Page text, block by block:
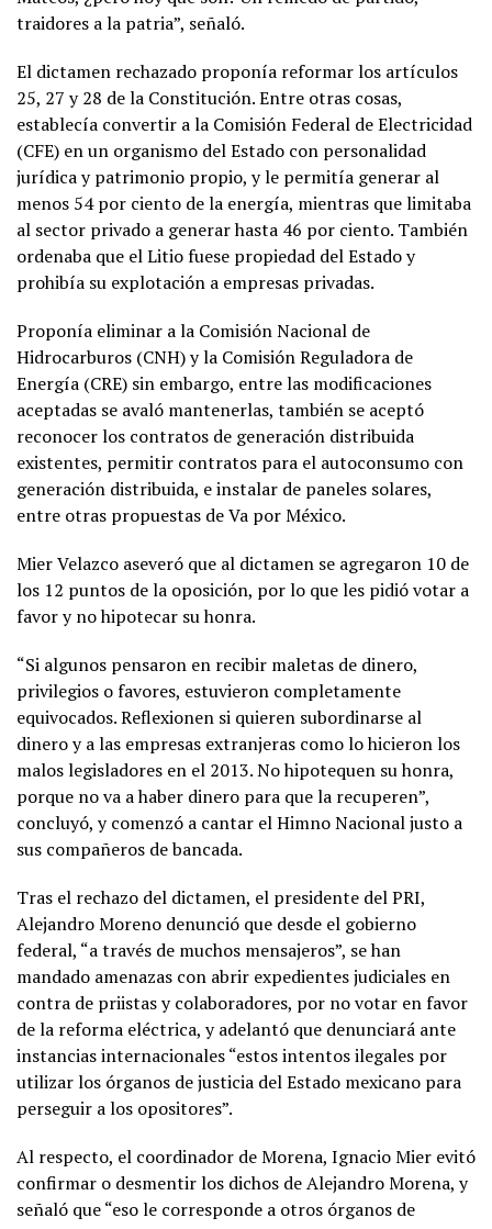
traidores a la patria”, señaló.
El dictamen rechazado proponía reformar los artículos
25, 27 y 28 de la Constitución. Entre otras cosas,
establecía convertir a la Comisión Federal de Electricidad
(CFE) en un organismo del Estado con personalidad
jurídica y patrimonio propio, y le permitía generar al
menos 54 por ciento de la energía, mientras que limitaba
al sector privado a generar hasta 46 por ciento. También
ordenaba que el Litio fuese propiedad del Estado y
prohibía su explotación a empresas privadas.
Proponía eliminar a la Comisión Nacional de
Hidrocarburos (CNH) y la Comisión Reguladora de
Energía (CRE) sin embargo, entre las modificaciones
aceptadas se avaló mantenerlas, también se aceptó
reconocer los contratos de generación distribuida
existentes, permitir contratos para el autoconsumo con
generación distribuida, e instalar de paneles solares,
entre otras propuestas de Va por México.
Mier Velazco aseveró que al dictamen se agregaron 10 de
los 12 puntos de la oposición, por lo que les pidió votar a
favor y no hipotecar su honra.
“Si algunos pensaron en recibir maletas de dinero,
privilegios o favores, estuvieron completamente
equivocados. Reflexionen si quieren subordinarse al
dinero y a las empresas extranjeras como lo hicieron los
malos legisladores en el 2013. No hipotequen su honra,
porque no va a haber dinero para que la recuperen”,
concluyó, y comenzó a cantar el Himno Nacional justo a
sus compañeros de bancada.
Tras el rechazo del dictamen, el presidente del PRI,
Alejandro Moreno denunció que desde el gobierno
federal, “a través de muchos mensajeros”, se han
mandado amenazas con abrir expedientes judiciales en
contra de priistas y colaboradores, por no votar en favor
de la reforma eléctrica, y adelantó que denunciará ante
instancias internacionales “estos intentos ilegales por
utilizar los órganos de justicia del Estado mexicano para
perseguir a los opositores”.
Al respecto, el coordinador de Morena, Ignacio Mier evitó
confirmar o desmentir los dichos de Alejandro Morena, y
señaló que “eso le corresponde a otros órganos de